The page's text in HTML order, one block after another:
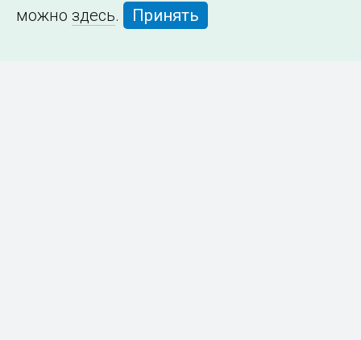
можно здесь. Принять